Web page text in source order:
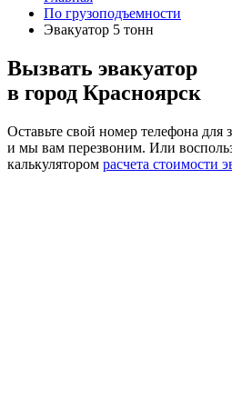
По грузоподъемности
Эвакуатор 5 тонн
Вызвать эвакуатор
в город Красноярск
Оставьте свой номер телефона для
и мы вам перезвоним. Или
калькулятором расчета стоимости